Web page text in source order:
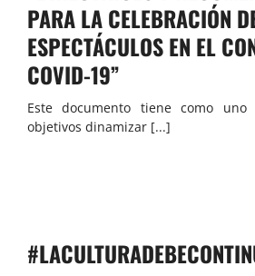
PARA LA CELEBRACIÓN
ESPECTÁCULOS EN EL
COVID-19”
Este documento tiene como
objetivos dinamizar [...]